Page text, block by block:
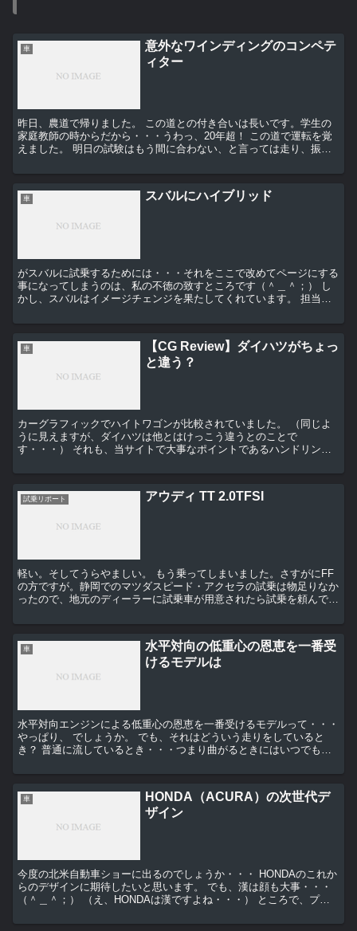
車
意外なワインディングのコンペテ
ィター
昨日、農道で帰りました。 この道との付き合いは長いです。学生の
家庭教師の時からだから・・・うわっ、20年超！ この道で運転を覚
えました。 明日の試験はもう間に合わない、と言っては走り、振ら
車 スバルにハイブリッド
がスバルに試乗するためには・・・それをここで改めてページにする
事になってしまうのは、私の不徳の致すところです（＾＿＾；） し
かし、スバルはイメージチェンジを果たしてくれています。 担当の
車
【CG Review】ダイハツがちょっ
と違う？
カーグラフィックでハイトワゴンが比較されていました。 （同じよ
うに見えますが、ダイハツは他とはけっこう違うとのことで
す・・・） それも、当サイトで大事なポイントであるハンドリング
試乗リポート アウディ TT 2.0TFSI
軽い。そしてうらやましい。 もう乗ってしまいました。さすがにFF
の方ですが。静岡でのマツダスピード・アクセラの試乗は物足りなか
ったので、地元のディーラーに試乗車が用意されたら試乗を頼んでお
車
水平対向の低重心の恩恵を一番受
けるモデルは
水平対向エンジンによる低重心の恩恵を一番受けるモデルって・・・
やっぱり、 でしょうか。 でも、それはどういう走りをしていると
き？ 普通に流しているとき・・・つまり曲がるときにはいつでも、
車
HONDA（ACURA）の次世代デ
ザイン
今度の北米自動車ショーに出るのでしょうか・・・ HONDAのこれか
らのデザインに期待したいと思います。 でも、漢は顔も大事・・・
（＾＿＾；） （え、HONDAは漢ですよね・・・） ところで、プリ